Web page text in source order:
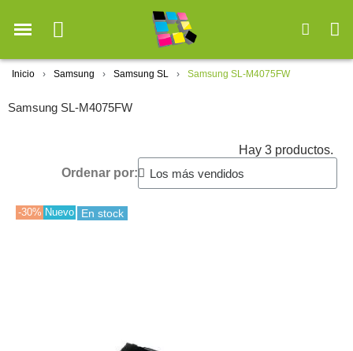
Inicio Samsung Samsung SL Samsung SL-M4075FW
Samsung SL-M4075FW
Hay 3 productos.
Ordenar por:
-30% Nuevo En stock